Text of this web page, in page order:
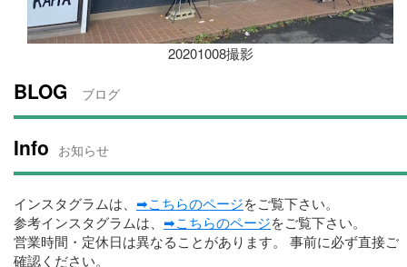
20201008撮影
BLOG ブログ
Info お知らせ
インスタグラムは、 ➡こちらのページをご覧下さい。
参考インスタグラムは、 ➡こちらのページをご覧下さい。
営業時間・定休日は異なることがあります。 事前に必ず直接ご
確認ください。